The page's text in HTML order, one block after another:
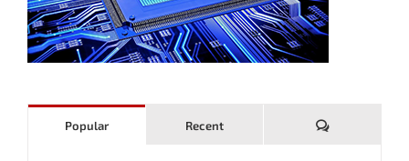
Popular Recent Komentari